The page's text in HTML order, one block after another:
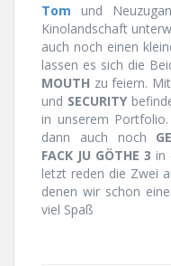
Tom und
Kinolandschaft
auch noch einen
lassen es sich die
MOUTH zu feiern. Mit
und SECURITY
in unserem
dann auch noch
FACK JU GÖTHE 3 in
letzt reden die Zwei
denen wir schon
viel Spaß